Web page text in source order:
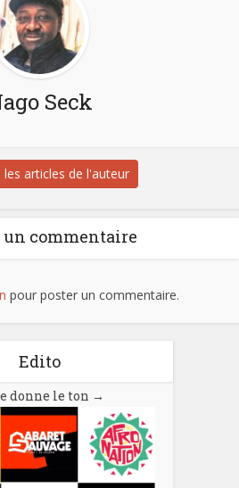
Seck
les articles de l'auteur
un commentaire
pour poster un commentaire.
Edito
donne le ton →